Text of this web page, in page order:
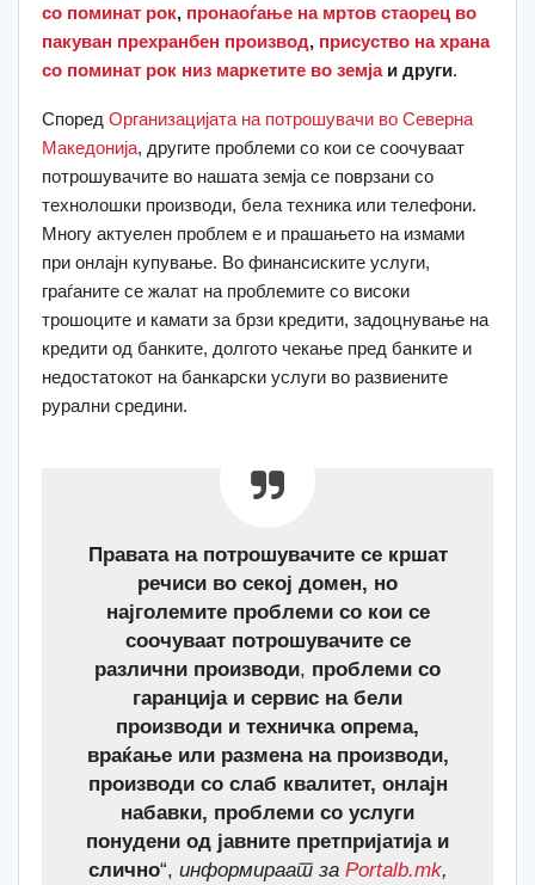
со поминат рок, пронаоѓање на мртов стаорец во
пакуван прехранбен производ, присуство на храна
со поминат рок низ маркетите во земјаи други.
Според Организацијата на потрошувачи во Северна
Македонија, другите проблеми со кои се соочуваат
потрошувачите во нашата земја се поврзани со
технолошки производи, бела техника или телефони.
Многу актуелен проблем е и прашањето на измами
при онлајн купување. Во финансиските услуги,
граѓаните се жалат на проблемите со високи
трошоците и камати за брзи кредити, задоцнување на
кредити од банките, долгото чекање пред банките и
недостатокот на банкарски услуги во развиените
рурални средини.
Правата на потрошувачите се кршат
речиси во секој домен, но
најголемите проблеми со кои се
соочуваат потрошувачите се
различни производи
проблеми со
гаранција и сервис на бели
производи и техничка опрема,
враќање или размена на производи,
производи со слаб квалитет, онлајн
набавки, проблеми со услуги
понудени од јавните претпријатија и
слично“, информираат за Portalb.mk,